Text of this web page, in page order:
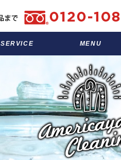
サービス
SERVICE 料金表
MENU